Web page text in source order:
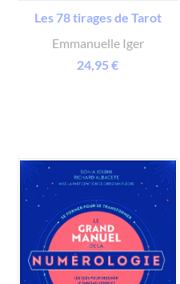
Les 78 tirages de Tarot
Emmanuelle Iger
24,95 €